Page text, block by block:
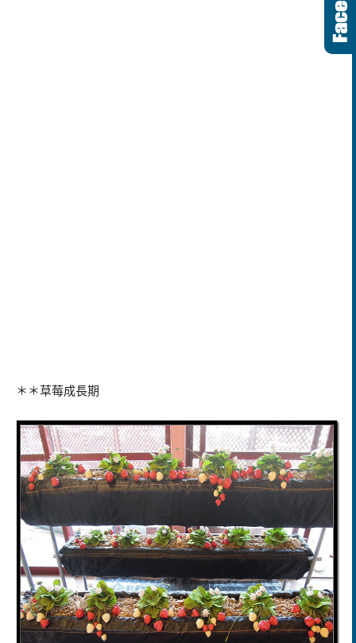
＊＊草莓成長期